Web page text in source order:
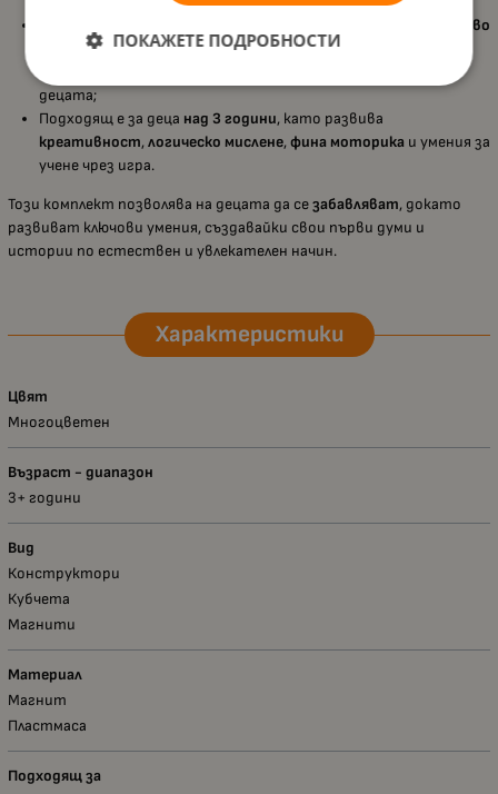
дългогодишно сътрудничество
с учители и семейства , което гарантира педагогическа
децата;
Подходящ е за деца над 3 години, като развива
креативност,логическо мислене,фина моторика и умения за
учене чрез игра.
Този комплект позволява на децата да сезабавляват, докато
развиват ключови умения, създавайки свои първи думи и
истории по естествен и увлекателен начин.
Характеристики
Цвят
Многоцветен
Възраст - диапазон
3+ години
Вид
Конструктори
Кубчета
Магнити
Материал
Магнит
Пластмаса
Подходящ за
ПОКАЖЕТЕ ПОДРОБНОСТИ